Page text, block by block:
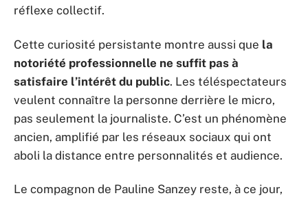
réflexe collectif.
Cette curiosité persistante montre aussi que la
notoriété professionnelle ne suffit pas à
satisfaire l’intérêt du public. Les téléspectateurs
veulent connaître la personne derrière le micro,
pas seulement la journaliste. C’est un phénomène
ancien, amplifié par les réseaux sociaux qui ont
aboli la distance entre personnalités et audience.
Le compagnon de Pauline Sanzey reste, à ce jour,